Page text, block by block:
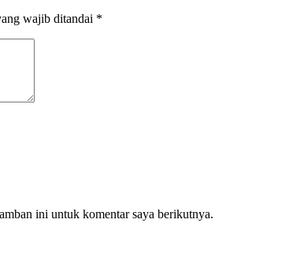
wajib ditandai *
ini untuk komentar saya berikutnya.